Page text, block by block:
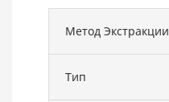
Метод Экстракции
Тип